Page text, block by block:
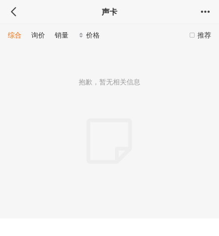
声卡
推荐
综合 询价 销量 价格
抱歉，暂无相关信息